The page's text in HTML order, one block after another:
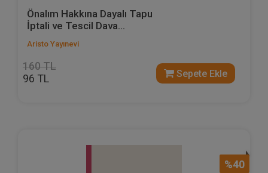
Önalım Hakkına Dayalı Tapu
İptali ve Tescil Dava...
Aristo Yayınevi
160 TL
96 TL Sepete Ekle
%40